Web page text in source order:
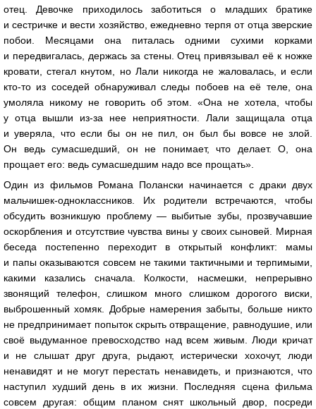
отец. Девочке приходилось заботиться о младших братике
и сестричке и вести хозяйство, ежедневно терпя от отца зверские
побои. Месяцами она питалась одними сухими корками
и передвигалась, держась за стены. Отец привязывал её к ножке
кровати, стегал кнутом, но Лали никогда не жаловалась, и если
кто-то из соседей обнаруживал следы побоев на её теле, она
умоляла никому не говорить об этом. «Она не хотела, чтобы
у отца вышли из-за нее неприятности. Лали защищала отца
и уверяла, что если бы он не пил, он был бы вовсе не злой.
Он ведь сумасшедший, он не понимает, что делает. О, она
прощает его: ведь сумасшедшим надо все прощать».
Один из фильмов Романа Полански начинается с драки двух
мальчишек-одноклассников. Их родители встречаются, чтобы
обсудить возникшую проблему — выбитые зубы, прозвучавшие
оскорбления и отсутствие чувства вины у своих сыновей. Мирная
беседа постепенно переходит в открытый конфликт: мамы
и папы оказываются совсем не такими тактичными и терпимыми,
какими казались сначала. Колкости, насмешки, непрерывно
звонящий телефон, слишком много слишком дорогого виски,
выброшенный хомяк. Добрые намерения забыты, больше никто
не предпринимает попыток скрыть отвращение, равнодушие, или
своё выдуманное превосходство над всем живым. Люди кричат
и не слышат друг друга, рыдают, истерически хохочут, люди
ненавидят и не могут перестать ненавидеть, и признаются, что
наступил худший день в их жизни. Последняя сцена фильма
совсем другая: общим планом снят школьный двор, посреди